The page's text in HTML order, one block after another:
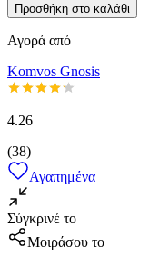
Προσθήκη στο καλάθι
Αγορά από
Komvos Gnosis
4.26
(38)
Αγαπημένα
Σύγκρινέ το
Μοιράσου το